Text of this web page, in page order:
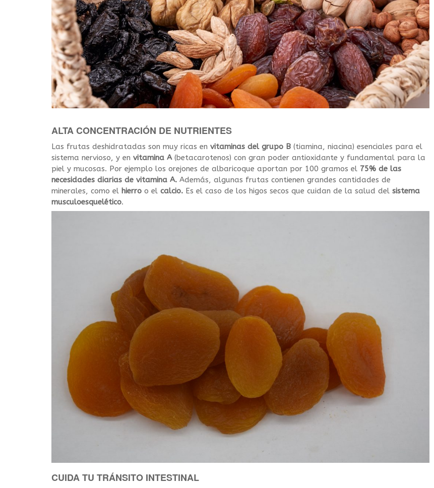
ALTA CONCENTRACIÓN DE NUTRIENTES
Las frutas deshidratadas son muy ricas en vitaminas del grupo B (tiamina, niacina) esenciales para el
sistema nervioso, y en vitamina A(betacarotenos) con gran poder antioxidante y fundamental para la
piel y mucosas. Por ejemplo los orejones de albaricoque aportan por 100 gramos el 75% de las
necesidades diarias de vitamina A. Además, algunas frutas contienen grandes cantidades de
minerales, como el hierro o el calcio. Es el caso de los higos secos que cuidan de la salud del sistema
musculoesquelético.
CUIDA TU TRÁNSITO INTESTINAL